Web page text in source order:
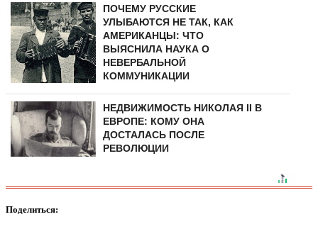
ПОЧЕМУ РУССКИЕ
УЛЫБАЮТСЯ НЕ ТАК, КАК
АМЕРИКАНЦЫ: ЧТО
ВЫЯСНИЛА НАУКА О
НЕВЕРБАЛЬНОЙ
КОММУНИКАЦИИ
НЕДВИЖИМОСТЬ НИКОЛАЯ II В
ЕВРОПЕ: КОМУ ОНА
ДОСТАЛАСЬ ПОСЛЕ
РЕВОЛЮЦИИ
Поделиться: